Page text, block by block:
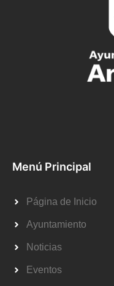
Menú Principal
Página de Inicio
Ayuntamiento
Noticias
Eventos